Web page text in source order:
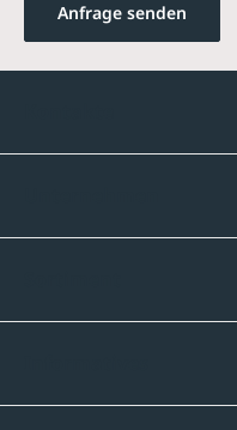
Anfrage senden